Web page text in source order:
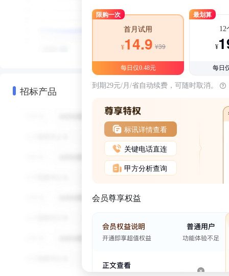
招标产品
限购一次
首月试用
¥14.9 ¥39
每日仅0.48元
最划算
12
¥
每日
到期29元/月/省自动续费，可随时取消。
标讯详情查看
关键电话直连
甲方分析查询
会员尊享权益